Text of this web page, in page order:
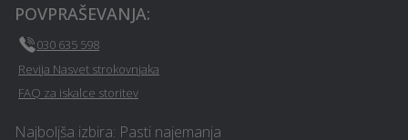
Ogrevanje z IR paneli -
Senčila - Semic
POVPRAŠEVANJA:
030 635 598
Revija Nasvet strokovnjaka
FAQ za iskalce storitev
Najboljša izbira: Pasti najemanja